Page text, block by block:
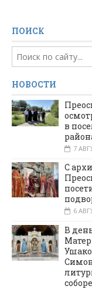
ПОИСК
НОВОСТИ
в
7
С
6
В